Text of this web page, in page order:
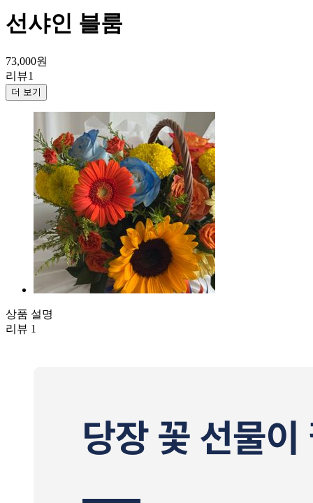
선샤인 블룸
73,000원
리뷰1
더 보기
상품 설명
리뷰 1